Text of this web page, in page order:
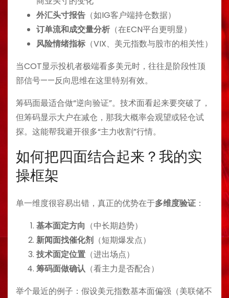
外汇头寸报告 （如IG客户端持仓数据）
订单流和成交量分析 （在ECN平台更明显）
风险情绪指标 （VIX、美元指数与股市的相关性）
当COT显示投机者极端看多美元时，往往是阶段性顶
部信号——反向思维在这里特别有效。
筹码面最适合做“逆向验证”。技术面看起来要突破了，
但筹码显示大户在减仓，那我大概率会观望或轻仓试
探。这能帮我避开很多“主力收割”行情。
如何把四面结合起来？我的实
操框架
单一维度很容易出错，真正的优势在于多维度验证 ：
基本面定方向 （中长期趋势）
新闻面找催化剂 （短期爆发点）
技术面定位置 （进出场点）
筹码面做确认 （看主力是否配合）
举个最近的例子：假设美元指数基本面偏强（美联储不